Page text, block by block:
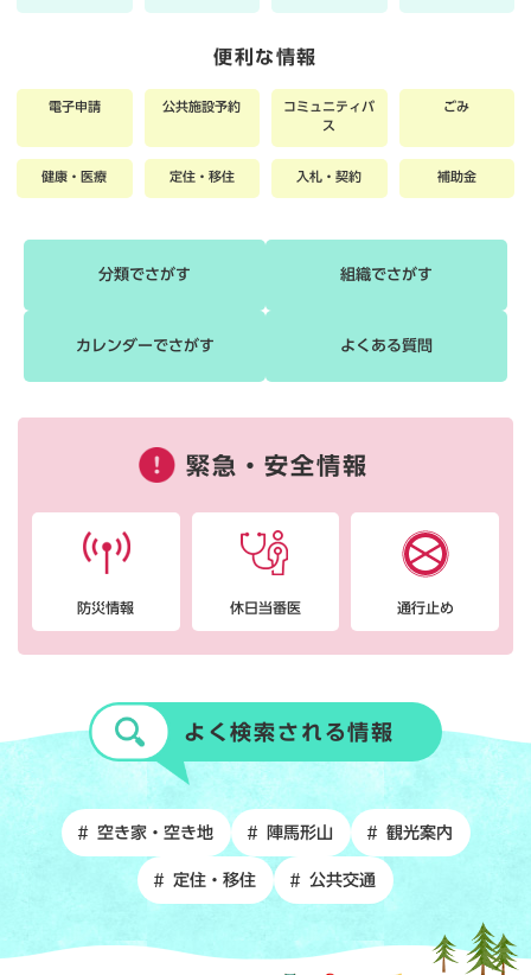
便利な情報
電子申請 公共施設予約
コミュニティバ
ス
ごみ
健康・医療 定住・移住 入札・契約 補助金
分類でさがす 組織でさがす
カレンダーでさがす よくある質問
緊急・安全情報
防災情報 休日当番医 通行止め
よく検索される情報
空き家・空き地 陣馬形山 観光案内
定住・移住 公共交通